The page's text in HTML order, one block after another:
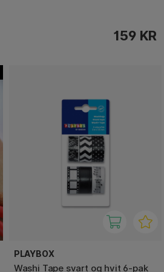
159 KR
PLAYBOX
Washi Tape svart og hvit 6-pak